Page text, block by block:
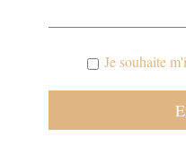
Je souhaite